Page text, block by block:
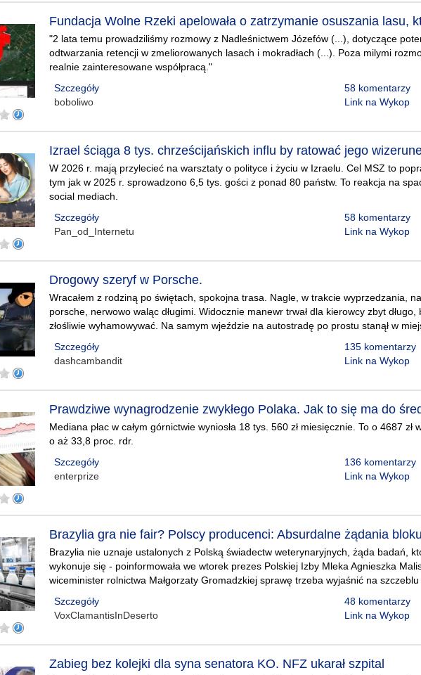
Fundacja Wolne Rzeki apelowała o zatrzymanie osuszania lasu,
"2 lata temu prowadziliśmy rozmowy z Nadleśnictwem Józefów (...), dotyczące
odtwarzania retencji w zmeliorowanych lasach i mokradłach (...). Poza milymi
realnie zainteresowane współpracą."
Szczegóły
boboliwo
58 komentarzy
Link na Wykop
Izrael ściąga 8 tys. chrześcijańskich influ by ratować jego
W 2026 r. mają przylecieć na warsztaty o polityce i życiu w Izraelu. Cel MSZ to
tym jak w 2025 r. sprowadzono 6,5 tys. gości z ponad 80 państw. To reakcja na
social mediach.
Szczegóły
Pan_od_Internetu
58 komentarzy
Link na Wykop
Drogowy szeryf w Porsche.
Wracałem z rodziną po świętach, spokojna trasa. Nagle, w trakcie wyprzedzania,
porsche, nerwowo waląc długimi. Widocznie manewr trwał dla kierowcy zbyt
złośliwie wyhamowywać. Na samym wjeździe na autostradę po prostu stanął w
Szczegóły
dashcambandit
135 komentarzy
Link na Wykop
Prawdziwe wynagrodzenie zwykłego Polaka. Jak to się ma do
Mediana płac w całym górnictwie wyniosła 18 tys. 560 zł miesięcznie. To o 4687
o aż 33,8 proc. rdr.
Szczegóły
enterprize
136 komentarzy
Link na Wykop
Brazylia gra nie fair? Polscy producenci: Absurdalne żądania
Brazylia nie uznaje ustalonych z Polską świadectw weterynaryjnych, żąda badań,
wykonuje się - poinformowała we wtorek prezes Polskiej Izby Mleka Agnieszka
wiceminister rolnictwa Małgorzaty Gromadzkiej sprawę trzeba wyjaśnić na szczeblu
Szczegóły
VoxClamantisInDeserto
48 komentarzy
Link na Wykop
Zabieg bez kolejki dla syna senatora KO. NFZ ukarał szpital